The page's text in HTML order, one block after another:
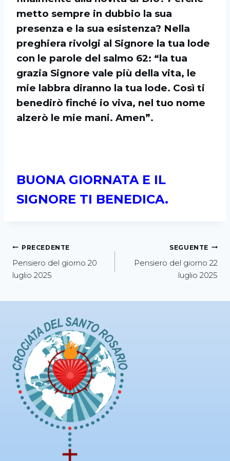
metto sempre in dubbio la sua
presenza e la sua esistenza? Nella
preghiera rivolgi al Signore la tua lode
con le parole del salmo 62: “la tua
grazia Signore vale più della vita, le
mie labbra diranno la tua lode. Così ti
benedirò finché io viva, nel tuo nome
alzerò le mie mani. Amen”.
BUONA GIORNATA E IL
SIGNORE TI BENEDICA.
PRECEDENTE
Pensiero del giorno 20
luglio 2025
SEGUENTE
Pensiero del giorno 22
luglio 2025